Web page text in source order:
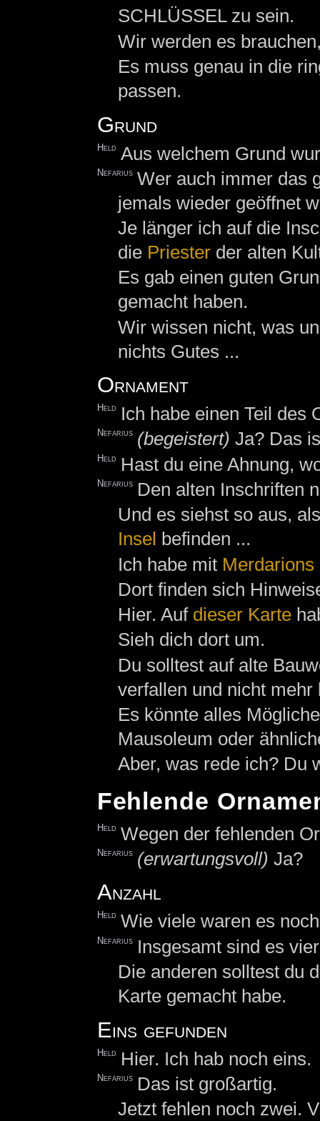
SCHLÜSSEL zu sein.
Wir werden es
Es muss genau in die
passen.
Grund
Held Aus welchem Grund
Nefarius Wer auch immer das
jemals wieder geöffnet
Je länger ich auf die
die Priesterder alten
Es gab einen guten
gemacht haben.
Wir wissen nicht, was
nichts Gutes ...
Ornament
Held Ich habe einen Teil des
Nefarius (begeistert) Ja? Das
Held Hast du eine Ahnung,
Nefarius Den alten Inschriften
Und es siehst so aus,
Insel befinden ...
Ich habe mit Merdarions
Dort finden sich
Hier. Auf dieser Karte
Sieh dich dort um.
Du solltest auf alte
verfallen und nicht mehr
Es könnte alles
Mausoleum oder
Aber, was rede ich? Du
Fehlende
Held Wegen der fehlenden
Nefarius (erwartungsvoll) Ja?
Anzahl
Held Wie viele waren es
Nefarius Insgesamt sind es
Die anderen solltest du
Karte gemacht habe.
Eins gefunden
Held Hier. Ich hab noch eins.
Nefarius Das ist großartig.
Jetzt fehlen noch zwei.